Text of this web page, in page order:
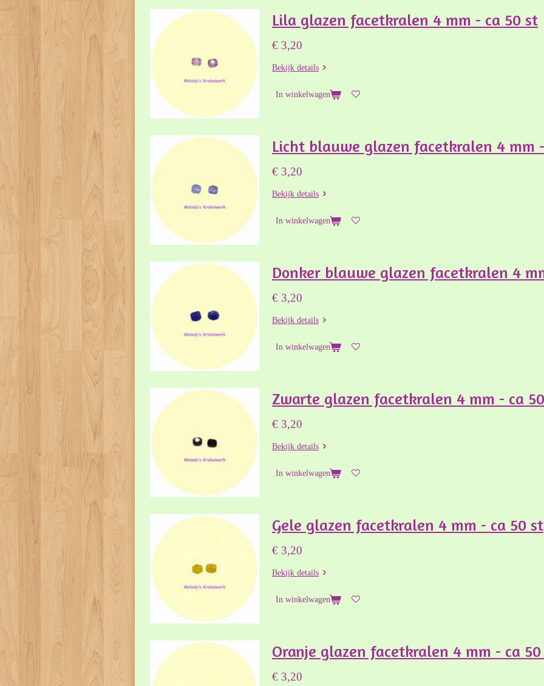
Lila glazen facetkralen 4 mm - ca 50 st
€ 3,20
Bekijk details
In winkelwagen
Licht blauwe glazen facetkralen 4 mm
€ 3,20
Bekijk details
In winkelwagen
Donker blauwe glazen facetkralen 4
€ 3,20
Bekijk details
In winkelwagen
Zwarte glazen facetkralen 4 mm - ca
€ 3,20
Bekijk details
In winkelwagen
Gele glazen facetkralen 4 mm - ca 50 st
€ 3,20
Bekijk details
In winkelwagen
Oranje glazen facetkralen 4 mm - ca
€ 3,20